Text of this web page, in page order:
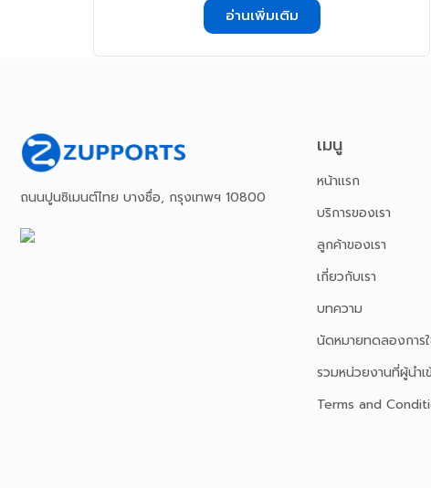
อ่านเพิ่มเติม
ถนนปูนซิเมนต์ไทย บางซื่อ, กรุงเทพฯ 10800
เมนู
หน้าเเรก
บริการของเรา
ลูกค้าของเรา
เกี่ยวกับเรา
บทความ
นัดหมายทดลองการ
รวมหน่วยงานที่ผู้นำ
Terms and